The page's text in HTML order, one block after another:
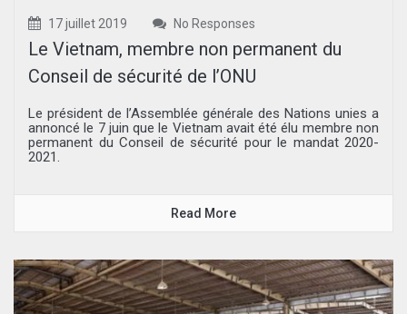
17 juillet 2019 No Responses
Le Vietnam, membre non permanent du
Conseil de sécurité de l’ONU
Le président de l’Assemblée générale des Nations unies a
annoncé le 7 juin que le Vietnam avait été élu membre non
permanent du Conseil de sécurité pour le mandat 2020-
2021.
Read More